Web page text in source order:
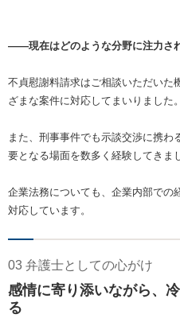
――現在はどのような分野に注力さ
不貞慰謝料請求はご相談いただいた
ざまな案件に対応してまいりました。
また、刑事事件でも示談交渉に携
要となる場面を数多く経験してきま
企業法務についても、企業内部での
対応しています。
03 弁護士としての心がけ
感情に寄り添いながら、
る